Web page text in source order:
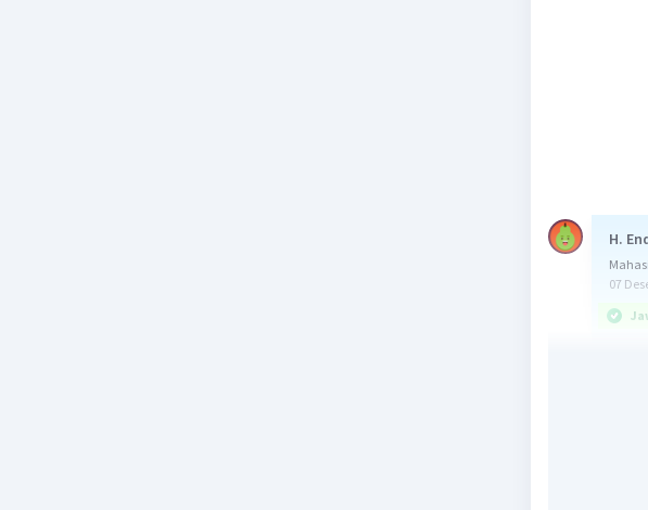
H.
07
>>